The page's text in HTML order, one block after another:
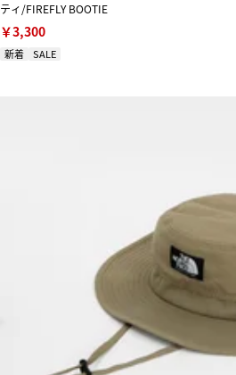
ティ/FIREFLY BOOTIE
￥3,300
新着 SALE